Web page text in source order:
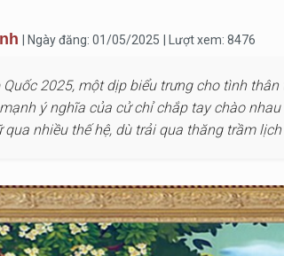
| Ngày đăng: 01/05/2025 | Lượt xem: 8476
Quốc 2025, một dịp biểu trưng cho tình
ý nghĩa của cử chỉ chắp tay chào
nhiều thế hệ, dù trải qua thăng trầm lịch